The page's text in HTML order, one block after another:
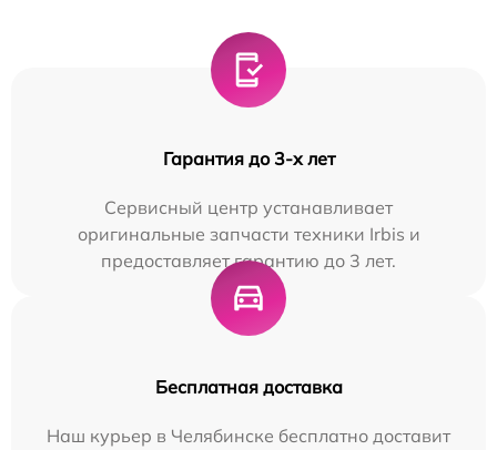
Гарантия до 3-х лет
Сервисный центр устанавливает
оригинальные запчасти техники Irbis и
предоставляет гарантию до 3 лет.
Бесплатная доставка
Наш курьер в Челябинске бесплатно доставит